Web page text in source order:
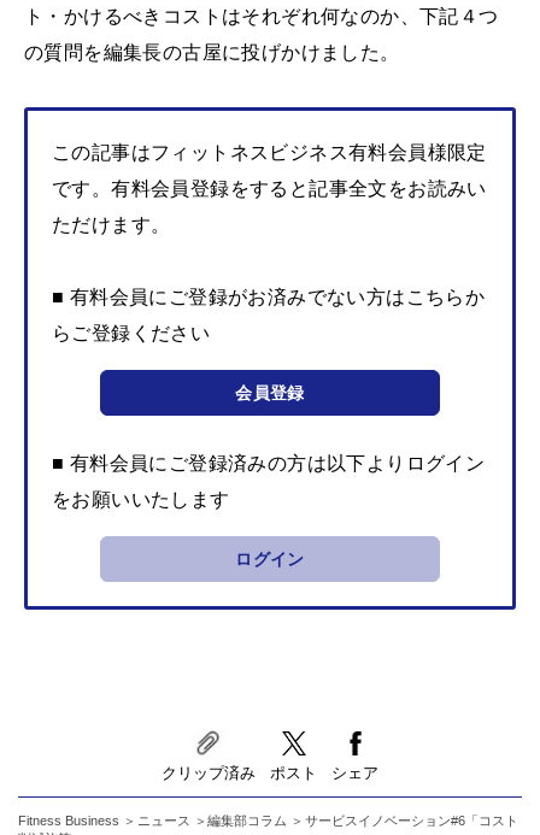
ト・かけるべきコストはそれぞれ何なのか、下記４つ
の質問を編集長の古屋に投げかけました。
この記事はフィットネスビジネス有料会員様限定
です。有料会員登録をすると記事全文をお読みい
ただけます。
■ 有料会員にご登録がお済みでない方はこちらか
らご登録ください
会員登録
■ 有料会員にご登録済みの方は以下よりログイン
をお願いいたします
ログイン
クリップ済み ポスト シェア
Fitness Business ニュース 編集部コラム
サービスイノベーション#6「コスト